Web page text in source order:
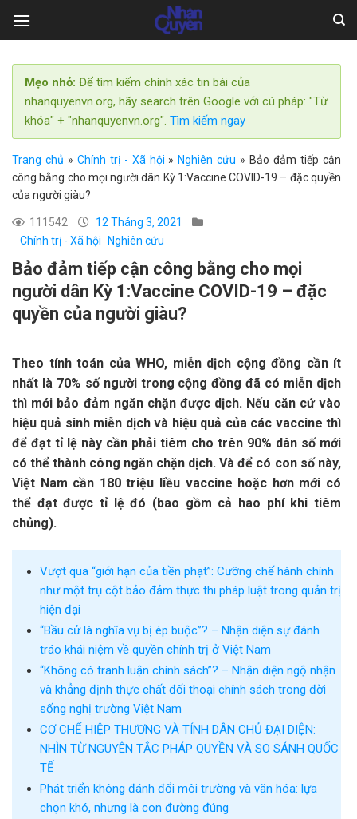
Mẹo nhỏ: Để tìm kiếm chính xác tin bài của
nhanquyenvn.org, hãy search trên Google với cú pháp: "Từ
khóa" + "nhanquyenvn.org". Tìm kiếm ngay
Trang chủ » Chính trị - Xã hội » Nghiên cứu » Bảo đảm tiếp cận
công bằng cho mọi người dân Kỳ 1:Vaccine COVID-19 – đặc quyền
của người giàu?
111542
12 Tháng 3, 2021
Chính trị - Xã hội
Nghiên cứu
Bảo đảm tiếp cận công bằng cho mọi
người dân Kỳ 1:Vaccine COVID-19 – đặc
quyền của người giàu?
Theo tính toán của WHO, miễn dịch cộng đồng cần ít
nhất là 70% số người trong cộng đồng đã có miễn dịch
thì mới bảo đảm ngăn chặn được dịch. Nếu căn cứ vào
hiệu quả sinh miễn dịch và hiệu quả của các vaccine thì
để đạt tỉ lệ này cần phải tiêm cho trên 90% dân số mới
có thể thành công ngăn chặn dịch. Và để có con số này,
Việt Nam cần 180 triệu liều vaccine hoặc hơn mới có
thể đạt được tỉ lệ đó (bao gồm cả hao phí khi tiêm
chủng).
Vượt qua “giới hạn của tiền phạt”: Cưỡng chế hành chính
như một trụ cột bảo đảm thực thi pháp luật trong quản trị
hiện đại
“Bầu cử là nghĩa vụ bị ép buộc”? – Nhận diện sự đánh
tráo khái niệm về quyền chính trị ở Việt Nam
“Không có tranh luận chính sách”? – Nhận diện ngộ nhận
và khẳng định thực chất đối thoại chính sách trong đời
sống nghị trường Việt Nam
CƠ CHẾ HIỆP THƯƠNG VÀ TÍNH DÂN CHỦ ĐẠI DIỆN:
NHÌN TỪ NGUYÊN TẮC PHÁP QUYỀN VÀ SO SÁNH QUỐC
TẾ
Phát triển không đánh đổi môi trường và văn hóa: lựa
chọn khó, nhưng là con đường đúng